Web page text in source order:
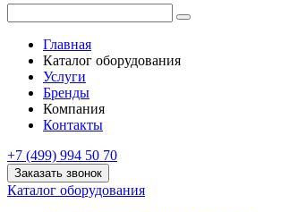
Главная
Каталог оборудования
Услуги
Бренды
Компания
Контакты
+7 (499) 994 50 70
Заказать звонок
Каталог оборудования